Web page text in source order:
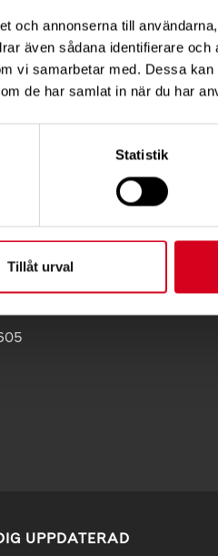
och annonserna till
även sådana identifierare och
vi samarbetar med. Dessa
de har samlat in när du har
Statistik
Tillåt urval
FÖRDJUPNING
Vårt arbete
Så tycker vi
Press
Tillgänglighet
Giva Sveriges kvalitetskod
UPPDATERAD